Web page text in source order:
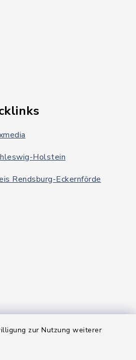
zur Nutzung weiterer
Holstein
Rendsburg-Eckernförde